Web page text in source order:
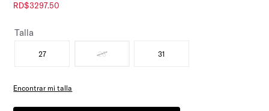
RD$3297.50
Talla
27 28 31
Encontrar mi talla